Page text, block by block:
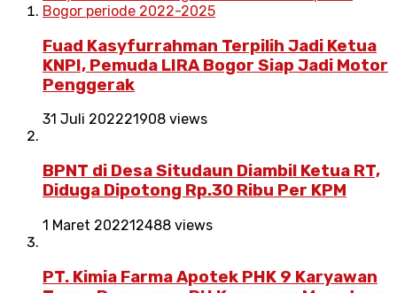
Fuad Kasyfurrahman Terpilih Jadi Ketua
KNPI, Pemuda LIRA Bogor Siap Jadi Motor
Penggerak
31 Juli 202221908 views
BPNT di Desa Situdaun Diambil Ketua RT,
Diduga Dipotong Rp.30 Ribu Per KPM
1 Maret 202212488 views
PT. Kimia Farma Apotek PHK 9 Karyawan